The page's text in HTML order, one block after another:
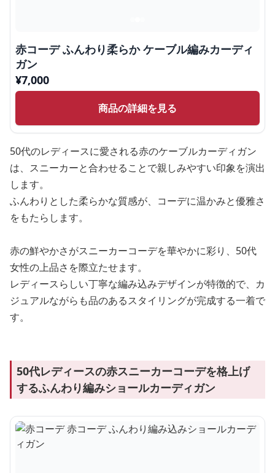
赤コーデ ふんわり柔らか ケーブル編みカーディ
ガン
¥7,000
商品の詳細を見る
50代のレディースに愛される赤のケーブルカーディガン
は、スニーカーと合わせることで親しみやすい印象を演出
します。
ふんわりとした柔らかな質感が、コーデに温かみと優雅さ
をもたらします。
赤の鮮やかさがスニーカーコーデを華やかに彩り、50代
女性の上品さを際立たせます。
レディースらしい丁寧な編み込みデザインが特徴的で、カ
ジュアルながらも品のあるスタイリングが完成する一着で
す。
50代レディースの赤スニーカーコーデを格上げ
するふんわり編みショールカーディガン